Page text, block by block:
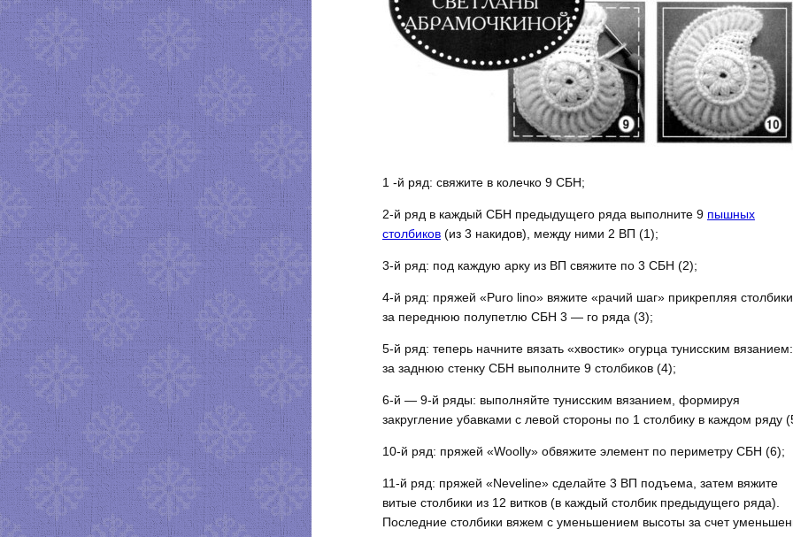
1 -й ряд: свяжите в колечко 9 СБН;
2-й ряд в каждый СБН предыдущего ряда выполните 9 пышных
столбиков(из 3 накидов), между ними 2 ВП (1);
3-й ряд: под каждую арку из ВП свяжите по 3 СБН (2);
4-й ряд: пряжей «Puro lino» вяжите «рачий шаг» прикрепляя столбики
за переднюю полупетлю СБН 3 — го ряда (3);
5-й ряд: теперь начните вязать «хвостик» огурца тунисским вязанием:
за заднюю стенку СБН выполните 9 столбиков (4);
6-й — 9-й ряды: выполняйте тунисским вязанием, формируя
закругление убавками с левой стороны по 1 столбику в каждом ряду
10-й ряд: пряжей «Woolly» обвяжите элемент по периметру СБН (6);
11-й ряд: пряжей «Neveline» сделайте 3 ВП подъема, затем вяжите
витые столбики из 12 витков (в каждый столбик предыдущего ряда).
Последние столбики вяжем с уменьшением высоты за счет